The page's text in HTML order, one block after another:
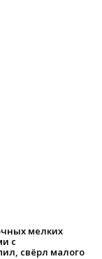
мелких
с
свёрл малого